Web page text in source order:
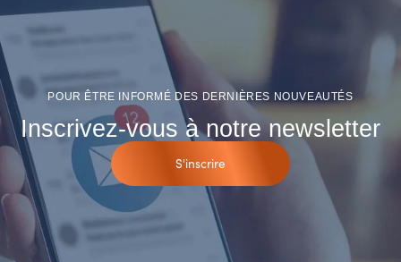
POUR ÊTRE INFORMÉ DES DERNIÈRES NOUVEAUTÉS
Inscrivez-vous à notre newsletter
S'inscrire